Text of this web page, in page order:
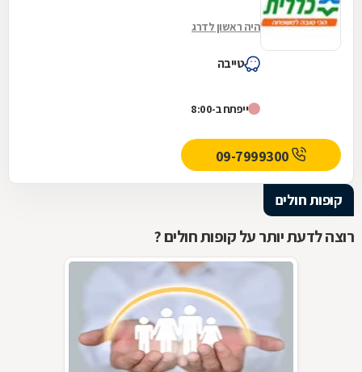
היה ראשון לדרג
טייבה
ייפתח ב-8:00
09-7999300
קופות חולים
רוצה לדעת יותר על קופות חולים ?